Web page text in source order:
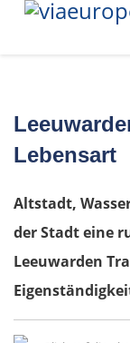
Lebensart
Altstadt,
der Stadt eine
Leeuwarden